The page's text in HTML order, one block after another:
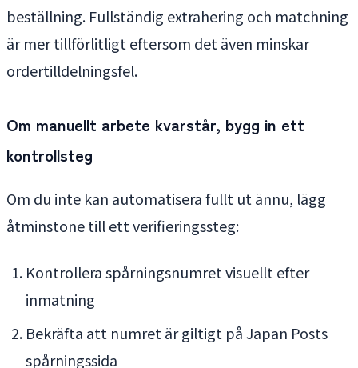
beställning. Fullständig extrahering och matchning
är mer tillförlitligt eftersom det även minskar
ordertilldelningsfel.
Om manuellt arbete kvarstår, bygg in ett
kontrollsteg
Om du inte kan automatisera fullt ut ännu, lägg
åtminstone till ett verifieringssteg:
Kontrollera spårningsnumret visuellt efter
inmatning
Bekräfta att numret är giltigt på Japan Posts
spårningssida